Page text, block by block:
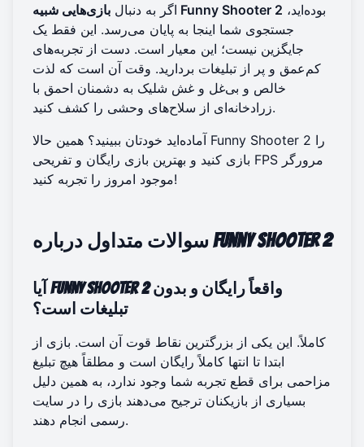
اگر به دنبال بازی‌هایی شبیه Funny Shooter 2
جستجوی شما اینجا به پایان می‌رسد. این فقط یک
جایگزین نیست؛ این معیار است. دست از تجربه‌های
کم‌عمق و پر از تبلیغات بردارید. وقت آن است که لذت
خالص و بی‌غل و غش شلیک به دشمنان احمق با
زرادخانه‌ای از سلاح‌های وحشی را کشف کنید.
Funny Shooter 2 را
بازی کنید و بهترین بازی رایگان و تفریحی FPS مرورگر
موجود امروز را تجربه کنید!
سوالات متداول درباره Funny Shooter 2
آیا Funny Shooter 2 واقعاً رایگان و بدون
تبلیغات است؟
کاملاً. این یکی از بزرگترین نقاط قوت آن است. بازی از
ابتدا تا انتها کاملاً رایگان است و مطلقاً هیچ تبلیغ
مزاحمی برای قطع تجربه شما وجود ندارد، به همین دلیل
بسیاری از بازیکنان ترجیح می‌دهند بازی را در سایت
رسمی انجام دهند.